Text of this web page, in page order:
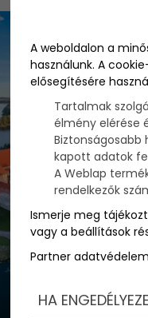
A weboldalon a
használunk. A
elősegítésére
Tartalmak
élmény elérése
kapott adatok
A Weblap
rendelkezők
Ismerje meg
vagy a beállítások
Partner
HA